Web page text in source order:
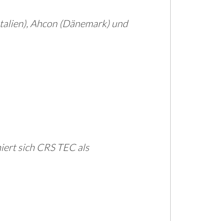
Ahcon (Dänemark) und
sich CRS TEC als